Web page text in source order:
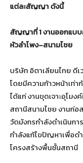
แต่ละสัญญา ดังนี้
สัญญาที่ 1 งานออกแบบ
หัวลำโพง–สนามไชย
บริษัท อิตาเลียนไทย ดี
โดยมีความก้าวหน้าเท่
ได้แก่ งานขุดเจาะอุโม
สถานีสนามไชย งานก่อ
วัดมังกรกำลังดำเนินก
กำลังแก้ไขปัญหาเพื่อด
โครงสร้างพื้นชั้นสถานี